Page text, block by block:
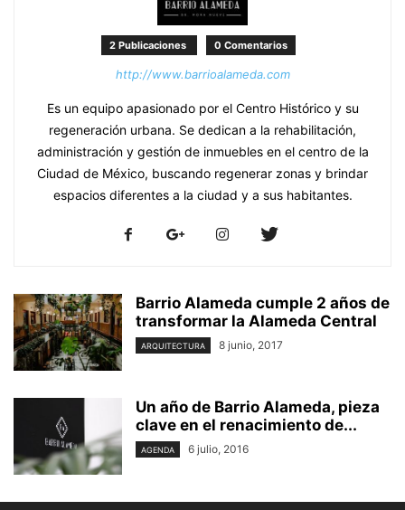
2 Publicaciones 0 Comentarios
http://www.barrioalameda.com
Es un equipo apasionado por el Centro Histórico y su
regeneración urbana. Se dedican a la rehabilitación,
administración y gestión de inmuebles en el centro de la
Ciudad de México, buscando regenerar zonas y brindar
espacios diferentes a la ciudad y a sus habitantes.
Barrio Alameda cumple 2 años de
transformar la Alameda Central
ARQUITECTURA 8 junio, 2017
Un año de Barrio Alameda, pieza
clave en el renacimiento de...
AGENDA 6 julio, 2016